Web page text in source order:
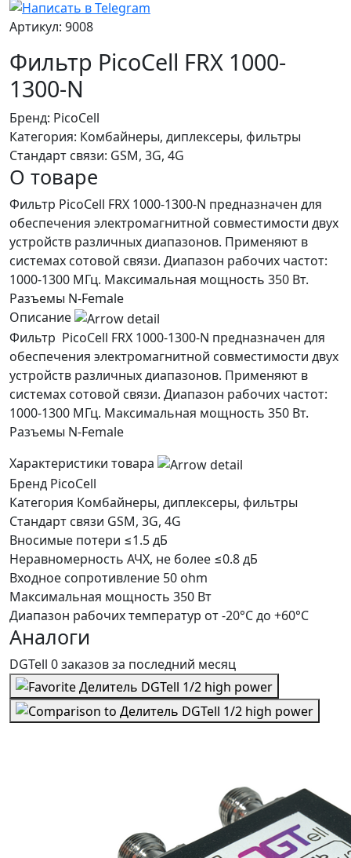
Артикул: 9008
Фильтр PicoCell FRX 1000-
1300-N
Бренд: PicoCell
Категория: Комбайнеры, диплексеры, фильтры
Стандарт связи: GSM, 3G, 4G
О товаре
Фильтр PicoCell FRX 1000-1300-N предназначен для
обеспечения электромагнитной совместимости двух
устройств различных диапазонов. Применяют в
системах сотовой связи. Диапазон рабочих частот:
1000-1300 МГц. Максимальная мощность 350 Вт.
Разъемы N-Female
Описание
Фильтр PicoCell FRX 1000-1300-N предназначен для
обеспечения электромагнитной совместимости двух
устройств различных диапазонов. Применяют в
системах сотовой связи. Диапазон рабочих частот:
1000-1300 МГц. Максимальная мощность 350 Вт.
Разъемы N-Female
Характеристики товара
Бренд PicoCell
Категория Комбайнеры, диплексеры, фильтры
Стандарт связи GSM, 3G, 4G
Вносимые потери ≤1.5 дБ
Неравномерность АЧХ, не более ≤0.8 дБ
Входное сопротивление 50 ohm
Максимальная мощность 350 Вт
Диапазон рабочих температур от -20°C до +60°C
Аналоги
DGTell 0 заказовза последний месяц